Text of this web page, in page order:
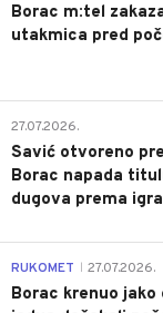
Borac m:tel
utakmica pred
27.07.2026.
Savić otvoreno
Borac napada
dugova prema
RUKOMET 27.07.2026.
Borac krenuo